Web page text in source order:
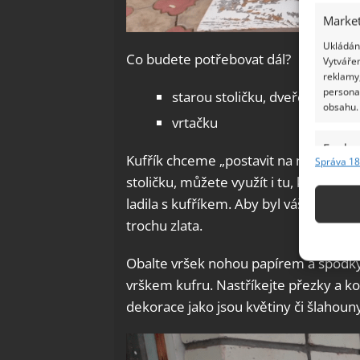
obsahu.
Funkce
Správa
Co budete potřebovat dál?
starou stoličku, dveře od
vrtačku
Kufřík chceme „postavit na nohy“.
stoličku, můžete využít i tu, která se
ladila s kufříkem. Aby byl váš nový
trochu zlata.
Obalte vršek nohou papírem a
vrškem kufru. Nastříkejte přezky a
dekorace jako jsou květiny či